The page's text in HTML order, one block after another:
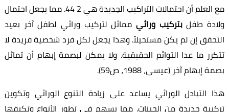
مع العلم أن احتمالات التراكيب الجديدة هي 2 44. مما يجعل احتمال
ولادة طفلبتركيب وراثي مماثل لتركيب وراثي لطفل آخر بعيد
التحقق إن لم يكن مستحيلاً. وهذا يجعل لكل فرد شخصية فريدة لا
تتكرر ما عدا التوائم الحقيقية. ولا يمكن لبصمة إبهام أن تماثل
بصمة إبهام آخر (عيسى، 1988، ص59).
هذا التبادل الوراثي يساعد على زيادة التنوع الوراثي وتكوين
تركيبة جديدة من الجينات. مما يسهم في تطور الأنواع وتكيفها